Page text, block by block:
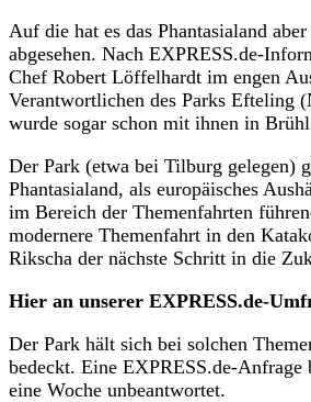
Auf die hat es das Phantasialand
abgesehen. Nach EXPRESS.de-
Chef Robert Löffelhardt im engen
Verantwortlichen des Parks Efteling
wurde sogar schon mit ihnen in Brühl
Der Park (etwa bei Tilburg gelegen)
Phantasialand, als europäisches
im Bereich der Themenfahrten
modernere Themenfahrt in den
Rikscha der nächste Schritt in die
Hier an unserer EXPRESS.de-
Der Park hält sich bei solchen
bedeckt. Eine EXPRESS.de-
eine Woche unbeantwortet.